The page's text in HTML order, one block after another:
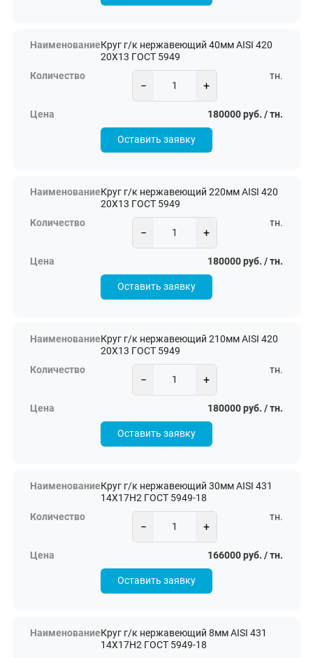
Круг г/к нержавеющий 40мм AISI 420
20Х13 ГОСТ 5949
− +
тн.
180000 руб. / тн.
Оставить заявку
Круг г/к нержавеющий 220мм AISI 420
20Х13 ГОСТ 5949
− +
тн.
180000 руб. / тн.
Оставить заявку
Круг г/к нержавеющий 210мм AISI 420
20Х13 ГОСТ 5949
− +
тн.
180000 руб. / тн.
Оставить заявку
Круг г/к нержавеющий 30мм AISI 431
14Х17Н2 ГОСТ 5949-18
− +
тн.
166000 руб. / тн.
Оставить заявку
Круг г/к нержавеющий 8мм AISI 431
14Х17Н2 ГОСТ 5949-18